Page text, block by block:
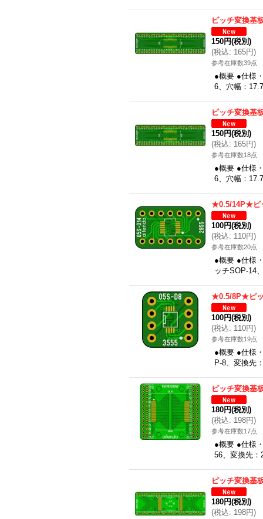
ピッチ変換基
150円(税別)
(税込: 165円)
参考在庫数39点
●概要 ●仕様
6、穴幅：
ピッチ変換基
150円(税別)
(税込: 165円)
参考在庫数18点
●概要 ●仕様
6、穴幅：
★0.5/14P★ピ
100円(税別)
(税込: 110円)
参考在庫数20点
●概要 ●仕様
ッチSOP-14
★0.5/8P★ピッ
100円(税別)
(税込: 110円)
参考在庫数19点
●概要 ●仕様
P-8、変換先
ピッチ変換基
180円(税別)
(税込: 198円)
参考在庫数17点
●概要 ●仕様
56、変換先
ピッチ変換基
180円(税別)
(税込: 198円)